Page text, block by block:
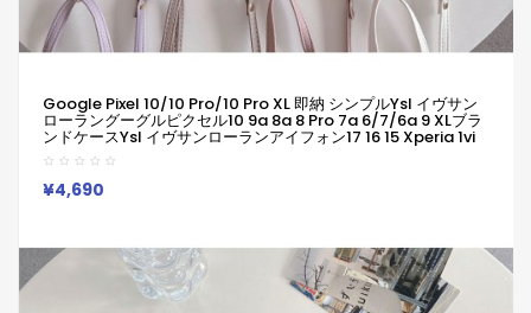
Google Pixel 10/10 Pro/10 Pro XL 即納 シンプルYsl イヴサン
ローラングーグルピクセル10 9a 8a 8 Pro 7a 6/7/6a 9 XLブラ
ンドケースYsl イヴサンローランアイフォン17 16 15 Xperia 1vi
10v Iv 1 VII SO-51F ギャラクシーa55 A54 A56 Google Pixel 6
7 8a 9 10 Proケース革製
¥4,690